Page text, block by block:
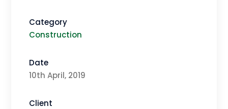
Category
Construction
Date
10th April, 2019
Client